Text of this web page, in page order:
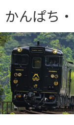
おすすめの旅
旅のアイデア
行き先
かんぱち